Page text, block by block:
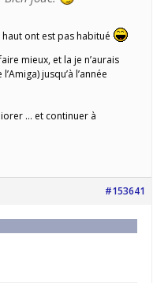
haut ont est pas habitué
mieux, et la je n’aurais
jusqu’à l’année
… et continuer à
#153641